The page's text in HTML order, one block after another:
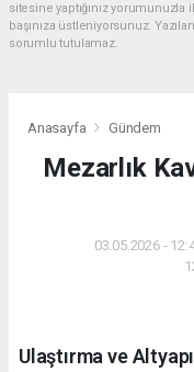
sitesine yaptığınız
başınıza üstleniyorsunuz.
sorumlu tutulamaz.
Anasayfa Gündem
Mezarlık
03.05.2026 -
Ulaştırma ve